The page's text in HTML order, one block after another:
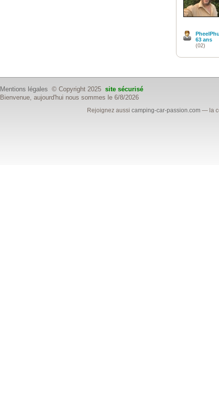
63 ans
(02)
Mentions légales © Copyright 2025 site sécurisé
Bienvenue, aujourd'hui nous sommes le 6/8/2026
Rejoignez aussicamping-car-passion.com — la